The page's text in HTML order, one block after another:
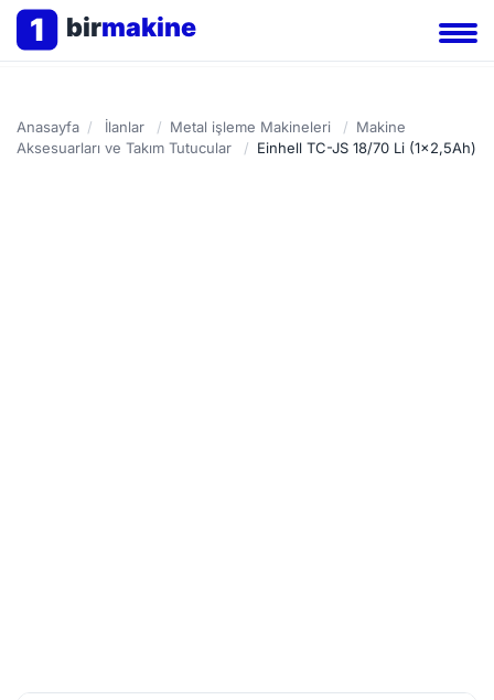
1 birmakine
Anasayfa / İlanlar / Metal işleme Makineleri / Makine
Aksesuarları ve Takım Tutucular
/ Einhell TC-JS 18/70 Li (1x2,5Ah)